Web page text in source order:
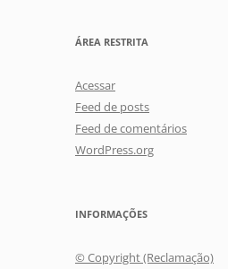
ÁREA RESTRITA
Acessar
Feed de posts
Feed de comentários
WordPress.org
INFORMAÇÕES
© Copyright (Reclamação)